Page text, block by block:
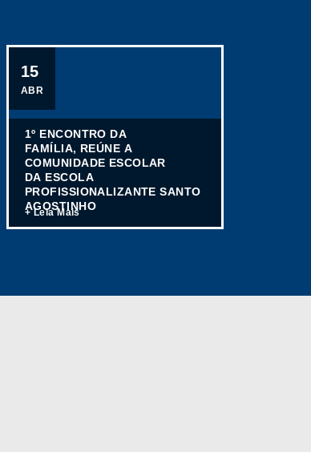
15
ABR
1º ENCONTRO DA
FAMÍLIA, REÚNE A
COMUNIDADE ESCOLAR
DA ESCOLA
PROFISSIONALIZANTE SANTO
AGOSTINHO
+ Leia Mais